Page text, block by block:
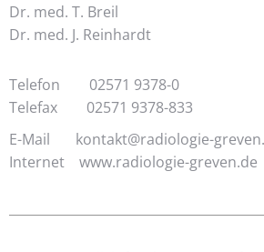
Dr. med. T. Breil
Dr. med. J. Reinhardt
Telefon 02571 9378-0
Telefax 02571 9378-833
E-Mail kontakt@radiologie-
Internet www.radiologie-greven.de